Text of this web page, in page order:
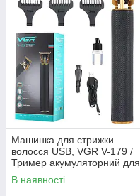
Машинка для стрижки
волосся USB, VGR V-179 /
Тример акумуляторний для
стрижки бороди
В наявності